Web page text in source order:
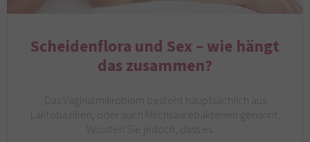
Scheidenflora und Sex – wie hängt
das zusammen?
Das Vaginalmikrobiom besteht hauptsächlich aus
Laktobazillen, oder auch Milchsäurebakterien genannt.
Wussten Sie jedoch, dass es…